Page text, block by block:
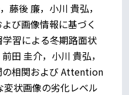
藤後 廉，小川 貴弘，
び画像情報に基づく
習による冬期路面状
田 圭介，小川 貴弘，
の相関および Attention
状画像の劣化レベル